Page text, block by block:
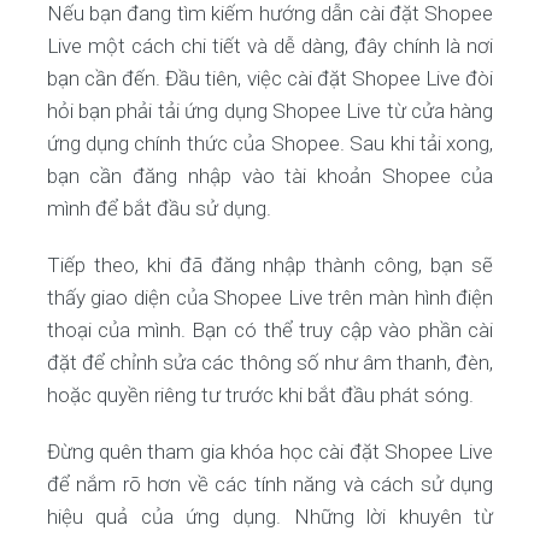
Nếu bạn đang tìm kiếm hướng dẫn cài đặt Shopee
Live một cách chi tiết và dễ dàng, đây chính là nơi
bạn cần đến. Đầu tiên, việc cài đặt Shopee Live đòi
hỏi bạn phải tải ứng dụng Shopee Live từ cửa hàng
ứng dụng chính thức của Shopee. Sau khi tải xong,
bạn cần đăng nhập vào tài khoản Shopee của
mình để bắt đầu sử dụng.
Tiếp theo, khi đã đăng nhập thành công, bạn sẽ
thấy giao diện của Shopee Live trên màn hình điện
thoại của mình. Bạn có thể truy cập vào phần cài
đặt để chỉnh sửa các thông số như âm thanh, đèn,
hoặc quyền riêng tư trước khi bắt đầu phát sóng.
Đừng quên tham gia khóa học cài đặt Shopee Live
để nắm rõ hơn về các tính năng và cách sử dụng
hiệu quả của ứng dụng. Những lời khuyên từ